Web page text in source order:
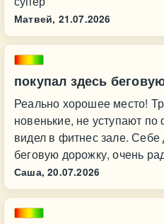
Матвей, 21.07.2026
покупал здесь
Реально хорошее место!
новенькие, не уступают
видел в фитнес зале. Себе
беговую дорожку, очень
Саша, 20.07.2026